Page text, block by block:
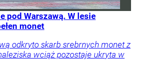
pod Warszawą. W lesie
monet
odkryto skarb srebrnych monet z
wciąż pozostaje ukryta w